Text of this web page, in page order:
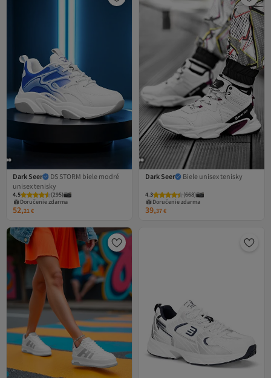
Dark Seer
DS STORM biele modré
unisex tenisky
4.5 (295)
Doručenie zdarma
52,21€
Dark Seer Biele unisex tenisky
4.3 (668)
Doručenie zdarma
39,37€